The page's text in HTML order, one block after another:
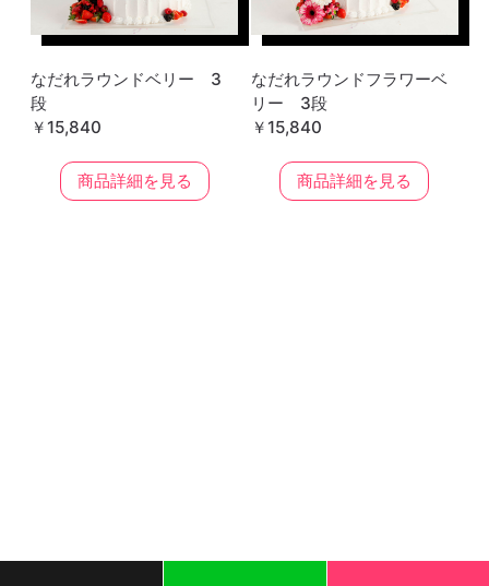
なだれラウンドベリー 3
段
￥15,840
商品詳細を見る
なだれラウンドフラワーベ
リー 3段
￥15,840
商品詳細を見る